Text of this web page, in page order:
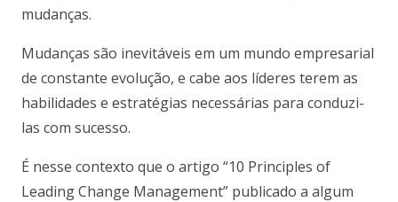
mudanças.
Mudanças são inevitáveis em um mundo empresarial
de constante evolução, e cabe aos líderes terem as
habilidades e estratégias necessárias para conduzi-
las com sucesso.
É nesse contexto que o artigo “10 Principles of
Leading Change Management” publicado a algum